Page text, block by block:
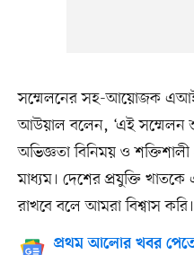
সম্মেলনের সহ-আয়োজক এআই
আউয়াল বলেন, ‘এই সম্মেলন
অভিজ্ঞতা বিনিময় ও
মাধ্যম। দেশের প্রযুক্তি
রাখবে বলে আমরা বিশ্বাস
প্রথম আলোর খবর